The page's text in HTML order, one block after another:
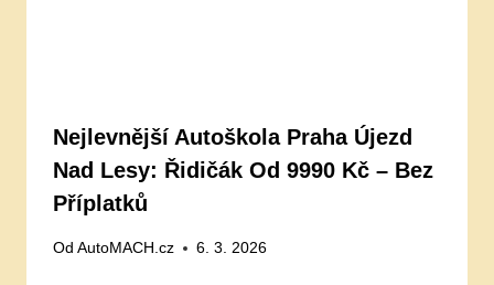
Nejlevnější Autoškola Praha Újezd
Nad Lesy: Řidičák Od 9990 Kč – Bez
Příplatků
Od AutoMACH.cz 6. 3. 2026